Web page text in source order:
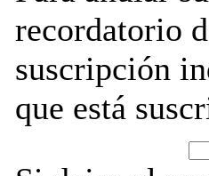
recordatorio
suscripción
que está